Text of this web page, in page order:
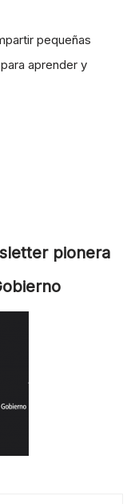
pequeñas
aprender y
pionera